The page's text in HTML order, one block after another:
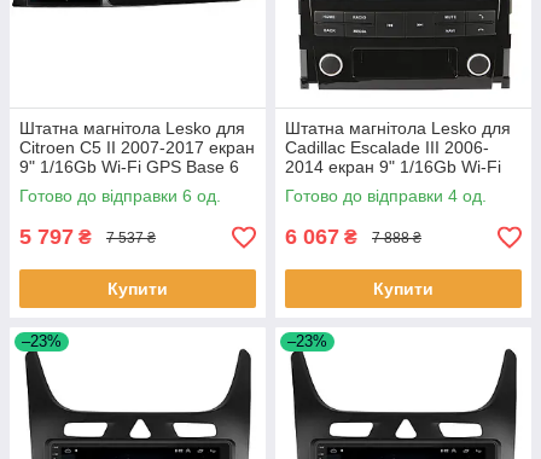
Штатна магнітола Lesko для
Citroen C5 II 2007-2017 екран
9" 1/16Gb Wi-Fi GPS Base 6
шт.
Готово до відправки 6 од.
5 797 ₴ 7 537 ₴
Купити
Штатна магнітола Lesko для
Cadillac Escalade III 2006-
2014 екран 9" 1/16Gb Wi-Fi
GPS Base Каміллак 4 шт.
Готово до відправки 4 од.
6 067 ₴ 7 888 ₴
Купити
–23% –23%